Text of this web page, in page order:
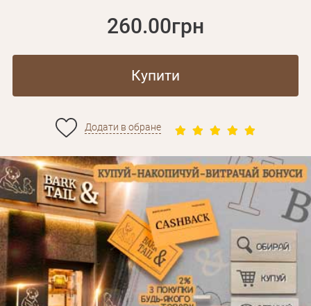
260.00грн
Купити
Додати в обране